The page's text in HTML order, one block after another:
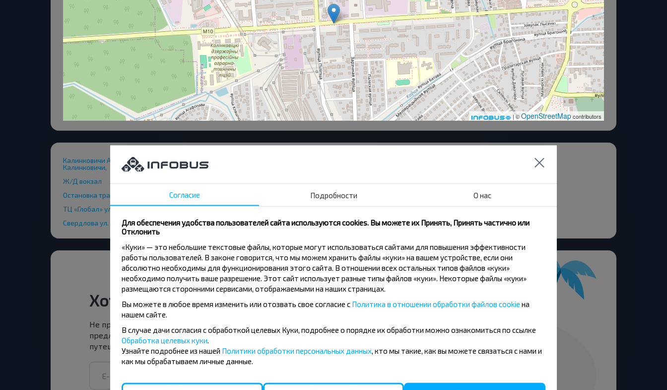
| ©OpenStreetMapcontributors
Калинковичи АС, ул. 50 лет Октября 83, корпус 1
Калинковичи,
Ж/Д вокзал
Остановка транспорта "Гастроном"
ТЦ «Глобал» ул. 50 лет Октября, 83-2
Свердлова ул.
Храм Казанской Иконы Божьей Матери
Хотите путешествовать дешевле?
Не пропусти специальные акции, скидки и другие интересные
предложения INFOBUS. Подпишись на получение новостей и
путешествуй с нами дешевле!
Согласие Подробности О нас
Для обеспечения удобства пользователей сайта используются cookies. Вы можете их Принять, Принять частично или
Отклонить
«Куки» — это небольшие текстовые файлы, которые могут использоваться сайтами для повышения эффективности
работы пользователей. В законе говорится, что мы можем хранить файлы «куки» на вашем устройстве, если они
абсолютно необходимы для функционирования этого сайта. В отношении всех остальных типов файлов «куки»
необходимо получить ваше разрешение. Этот сайт использует разные типы файлов «куки». Некоторые файлы «куки»
размещаются сторонними сервисами, отображаемыми на наших страницах.
Вы можете в любое время изменить или отозвать свое согласие с Политика в отношении обработки файлов cookie на
нашем сайте.
В случае дачи согласия с обработкой целевых Куки, подробнее о порядке их обработки можно ознакомиться по ссылке
Обработка целевых куки
Узнайте подробнее из нашей Политики обработки персональных данных , кто мы такие, как вы можете связаться с нами и
как мы обрабатываем личные данные.